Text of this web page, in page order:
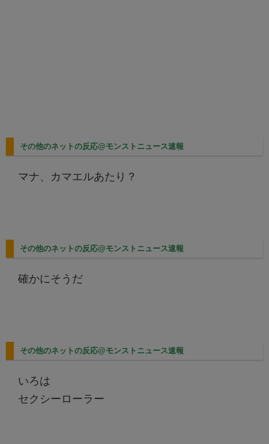
その他のネットの反応@モンストニュース速報
マナ、カマエルあたり？
その他のネットの反応@モンストニュース速報
確かにそうだ
その他のネットの反応@モンストニュース速報
いろは
セクシーローラー